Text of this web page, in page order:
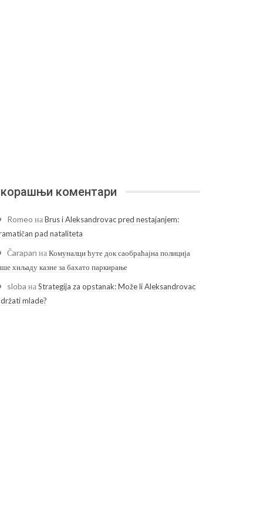
коментари
Romeo наBrus i Aleksandrovac pred nestajanjem:
pad nataliteta
Čarapan наКомуналци ћуте док саобраћајна полиција
хиљаду казне за бахато паркирање
sloba наStrategija za opstanak: Može li Aleksandrovac
mlade?